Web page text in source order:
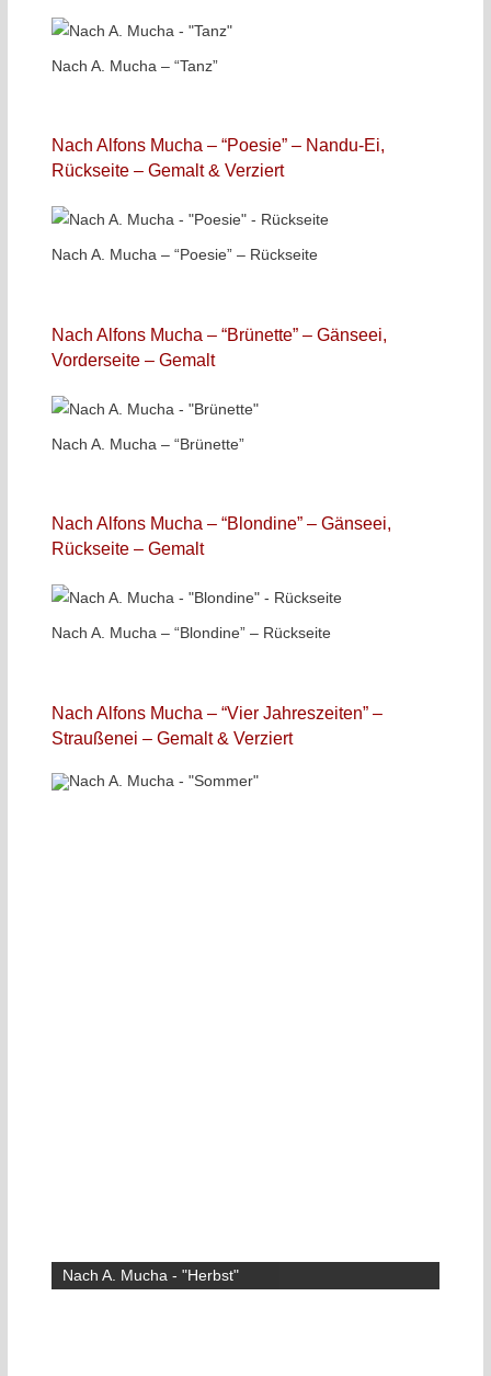
Nach A. Mucha – “Tanz”
Nach Alfons Mucha – “Poesie” – Nandu-Ei,
Rückseite – Gemalt & Verziert
Nach A. Mucha – “Poesie” – Rückseite
Nach Alfons Mucha – “Brünette” – Gänseei,
Vorderseite – Gemalt
Nach A. Mucha – “Brünette”
Nach Alfons Mucha – “Blondine” – Gänseei,
Rückseite – Gemalt
Nach A. Mucha – “Blondine” – Rückseite
Nach Alfons Mucha – “Vier Jahreszeiten” –
Straußenei – Gemalt & Verziert
Nach A. Mucha - "Herbst"